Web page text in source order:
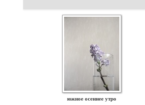
южное осеннее утро